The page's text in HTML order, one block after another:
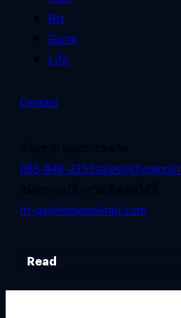
Biz
Game
Life
Contact
ฝ่ายขาย และการตลาด
085-848-2253
สมัครงาน/ฝึกงาน ติดต่อได้ที่
hr-ga@shownolimit.com
Read